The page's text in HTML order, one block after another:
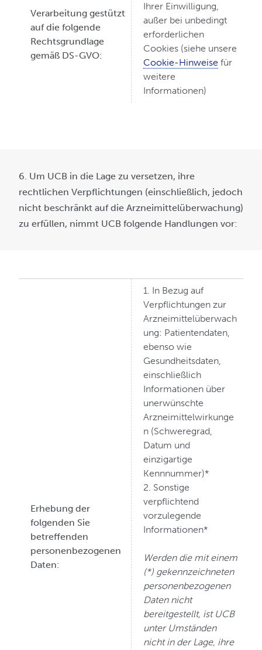
Verarbeitung gestützt
auf die folgende
Rechtsgrundlage
gemäß DS-GVO:
Ihrer Einwilligung,
außer bei unbedingt
erforderlichen
Cookies (siehe unsere
Cookie-Hinweise für
weitere
Informationen)
6. Um UCB in die Lage zu versetzen, ihre
rechtlichen Verpflichtungen (einschließlich, jedoch
nicht beschränkt auf die Arzneimittelüberwachung)
zu erfüllen, nimmt UCB folgende Handlungen vor:
Erhebung der
folgenden Sie
betreffenden
personenbezogenen
Daten:
1. In Bezug auf
Verpflichtungen zur
Arzneimittelüberwach
ung: Patientendaten,
ebenso wie
Gesundheitsdaten,
einschließlich
Informationen über
unerwünschte
Arzneimittelwirkunge
n (Schweregrad,
Datum und
einzigartige
Kennnummer)*
2. Sonstige
verpflichtend
vorzulegende
Informationen*
Werden die mit einem
(*) gekennzeichneten
personenbezogenen
Daten nicht
bereitgestellt, ist UCB
unter Umständen
nicht in der Lage, ihre